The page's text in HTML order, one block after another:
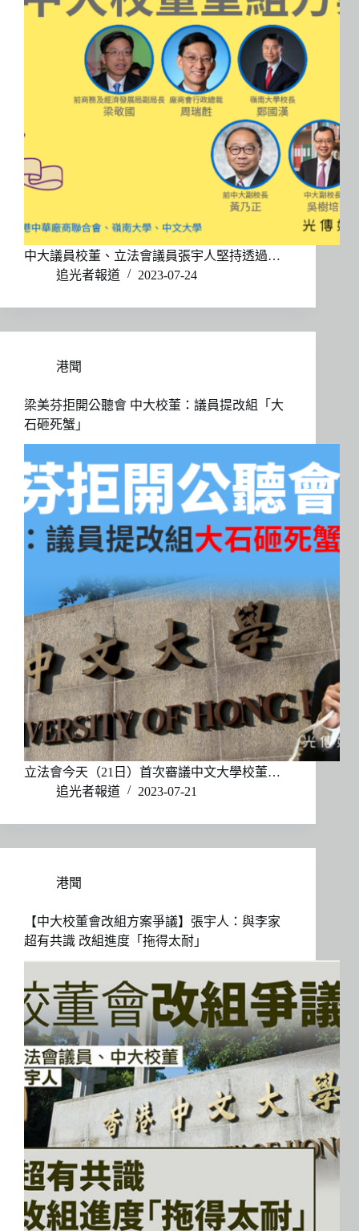
中大議員校董、立法會議員張宇人堅持透過…
追光者報道
2023-07-24
港聞
梁美芬拒開公聽會 中大校董：議員提改組「大
石砸死蟹」
立法會今天（21日）首次審議中文大學校董…
追光者報道
2023-07-21
港聞
【中大校董會改組方案爭議】張宇人：與李家
超有共識 改組進度「拖得太耐」